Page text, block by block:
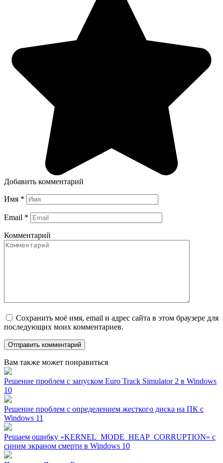
Добавить комментарий
Имя *
Email *
Комментарий
Сохранить моё имя, email и адрес сайта в этом браузере для
последующих моих комментариев.
Вам также может понравиться
Решение проблем с запуском Euro Track Simulator 2 в Windows
10
Решение проблем с определением жесткого диска на ПК с
Windows 11
Решаем ошибку «KERNEL_MODE_HEAP_CORRUPTION» с
синим экраном смерти в Windows 10